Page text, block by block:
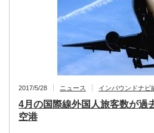
2017/5/28 ニュース インバウンドナビ
4月の国際線外国人旅客数が
空港